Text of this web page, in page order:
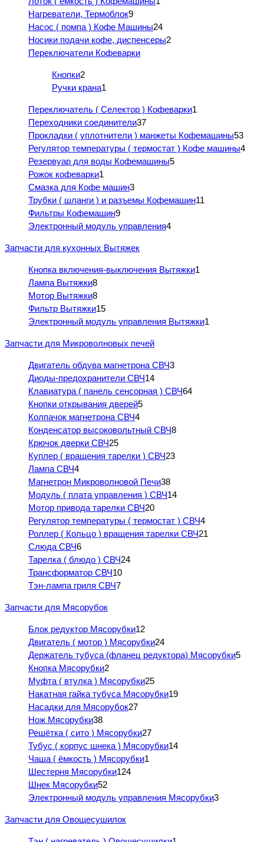
Нагреватели, Термоблок9
Насос ( помпа ) Кофе Машины24
Носики подачи кофе, диспенсеры2
Переключатели Кофеварки
Кнопки2
Ручки крана1
Переключатель ( Селектор ) Кофеварки1
Переходники соединители37
Прокладки ( уплотнители ) манжеты Кофемашины53
Регулятор температуры ( термостат ) Кофе машины4
Резервуар для воды Кофемашины5
Рожок кофеварки1
Смазка для Кофе машин3
Трубки ( шланги ) и разъемы Кофемашин11
Фильтры Кофемашин9
Электронный модуль управления4
Запчасти для кухонных Вытяжек
Кнопка включения-выключения Вытяжки1
Лампа Вытяжки8
Мотор Вытяжки8
Фильтр Вытяжки15
Электронный модуль управления Вытяжки1
Запчасти для Микроволновых печей
Двигатель обдува магнетрона СВЧ3
Диоды-предохранители СВЧ14
Клавиатура ( панель сенсорная ) СВЧ64
Кнопки открывания дверей5
Колпачок магнетрона СВЧ4
Конденсатор высоковольтный СВЧ8
Крючок дверки СВЧ25
Куплер ( вращения тарелки ) СВЧ23
Лампа СВЧ4
Магнетрон Микроволновой Печи38
Модуль ( плата управления ) СВЧ14
Мотор привода тарелки СВЧ20
Регулятор температуры ( термостат ) СВЧ4
Роллер ( Кольцо ) вращения тарелки СВЧ21
Слюда СВЧ6
Тарелка ( блюдо ) СВЧ24
Трансформатор СВЧ10
Тэн-лампа гриля СВЧ7
Запчасти для Мясорубок
Блок редуктор Мясорубки12
Двигатель ( мотор ) Мясорубки24
Держатель тубуса (фланец редуктора) Мясорубки5
Кнопка Мясорубки2
Муфта ( втулка ) Мясорубки25
Накатная гайка тубуса Мясорубки19
Насадки для Мясорубок27
Нож Мясорубки38
Решётка ( сито ) Мясорубки27
Тубус ( корпус шнека ) Мясорубки14
Чаша ( ёмкость ) Мясорубки1
Шестерня Мясорубки124
Шнек Мясорубки52
Электронный модуль управления Мясорубки3
Запчасти для Овощесушилок